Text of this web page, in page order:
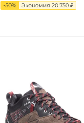
-50% Экономия 20 750 ₽